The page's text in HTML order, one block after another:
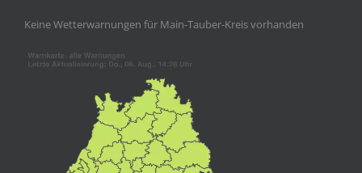
Keine Wetterwarnungen für Main-Tauber-Kreis vorhanden